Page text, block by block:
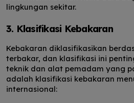
lingkungan sekitar.
3. Klasifikasi Kebakaran
Kebakaran diklasifikasikan
terbakar, dan klasifikasi ini
teknik dan alat pemadam yang
adalah klasifikasi kebakaran
internasional: